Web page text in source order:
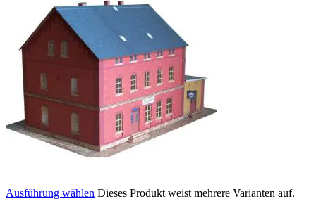
Ausführung wählen Dieses Produkt weist mehrere Varianten auf.